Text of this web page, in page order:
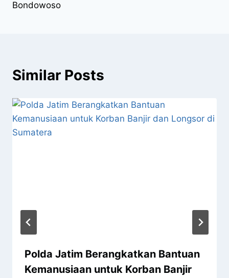
Bondowoso
Similar Posts
Polda Jatim Berangkatkan Bantuan
Kemanusiaan untuk Korban Banjir